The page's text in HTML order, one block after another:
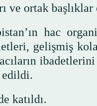
ve ortak başlıklar
hac
gelişmiş
edildi.
katıldı.